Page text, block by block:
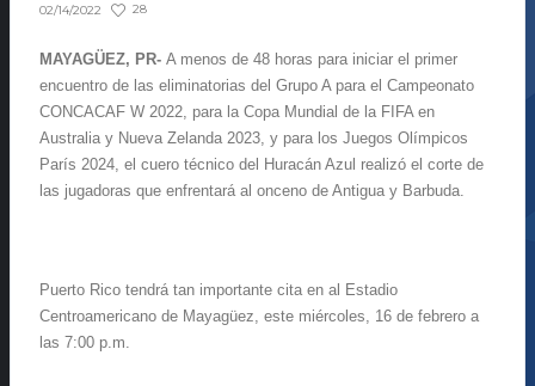
02/14/2022 28
MAYAGÜEZ, PR- A menos de 48 horas para iniciar el primer
encuentro de las eliminatorias del Grupo A para el Campeonato
CONCACAF W 2022, para la Copa Mundial de la FIFA en
Australia y Nueva Zelanda 2023, y para los Juegos Olímpicos
París 2024, el cuero técnico del Huracán Azul realizó el corte de
las jugadoras que enfrentará al onceno de Antigua y Barbuda.
Puerto Rico tendrá tan importante cita en al Estadio
Centroamericano de Mayagüez, este miércoles, 16 de febrero a
las 7:00 p.m.